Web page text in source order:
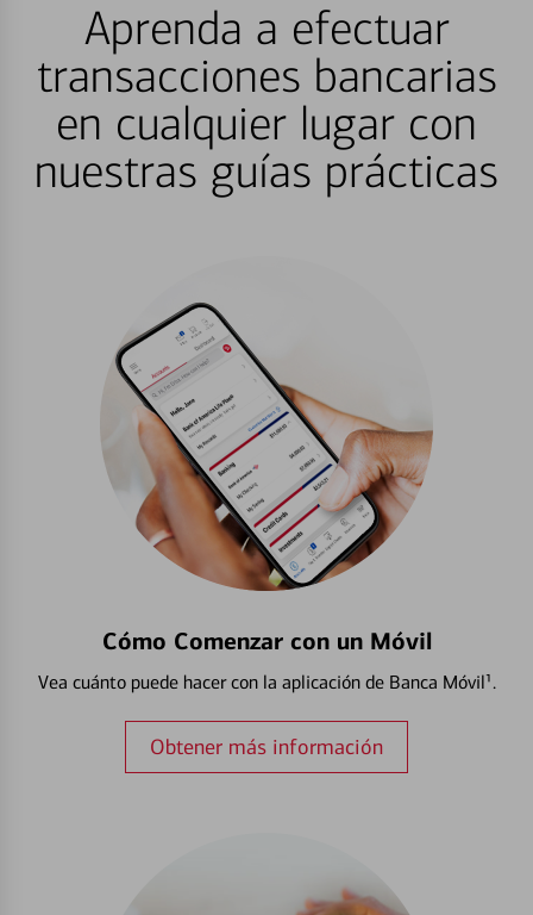
Aprenda a efectuar
transacciones bancarias
en cualquier lugar con
nuestras guías prácticas
Cómo Comenzar con un Móvil
Vea cuánto puede hacer con la aplicación de Banca Móvil¹.
Obtener más información